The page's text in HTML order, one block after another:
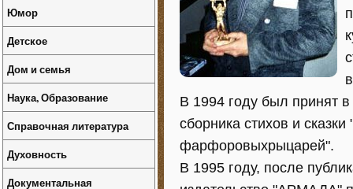
В 1994 году был принят
сборника стихов и
фарфоровыхрыцарей".
В 1995 году, после
Юмор
Детское
Дом и семья
Наука, Образование
Справочная литература
Духовность
Документальная